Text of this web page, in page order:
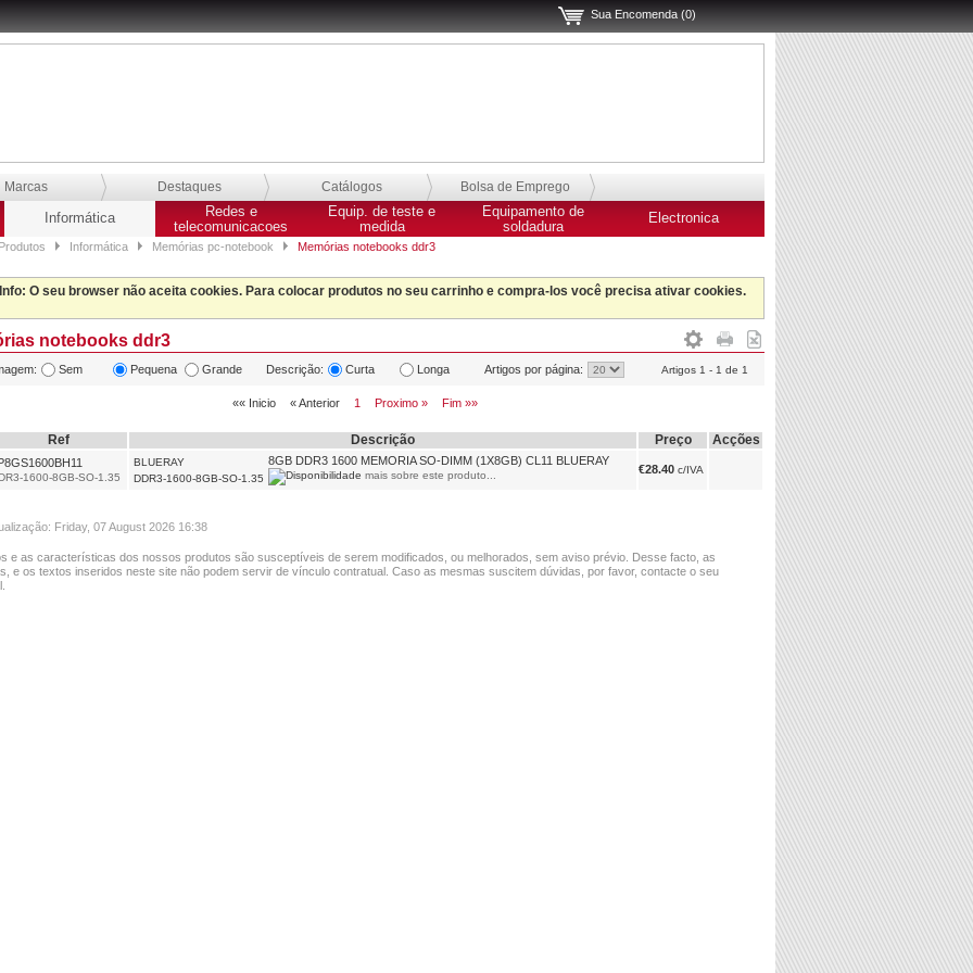
Sua Encomenda (0)
Marcas Destaques Catálogos Bolsa de Emprego
Informática
Redes e
telecomunicacoes
Equip. de teste e
medida
Equipamento de
soldadura
Electronica
Produtos Informática Memórias pc-notebook Memórias notebooks ddr3
Info: O seu browser não aceita cookies. Para colocar produtos no seu carrinho e compra-los você precisa ativar cookies.
notebooks ddr3
Sem Pequena Grande Descrição: Curta Longa Artigos por página: Artigos 1 - 1 de 1
«« Inicio « Anterior 1 Proximo » Fim »»
Ref Descrição Preço Acções
1600-8GB-SO-1.35
BLUERAY
DDR3-1600-8GB-SO-1.35
8GB DDR3 1600 MEMORIA SO-DIMM (1X8GB) CL11 BLUERAY
mais sobre este produto... €28.40 c/IVA
Friday, 07 August 2026 16:38
e as características dos nossos produtos são susceptíveis de serem modificados, ou melhorados, sem aviso prévio. Desse facto, as
e os textos inseridos neste site não podem servir de vínculo contratual. Caso as mesmas suscitem dúvidas, por favor, contacte o seu